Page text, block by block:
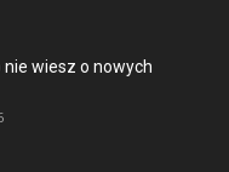
nie wiesz o nowych